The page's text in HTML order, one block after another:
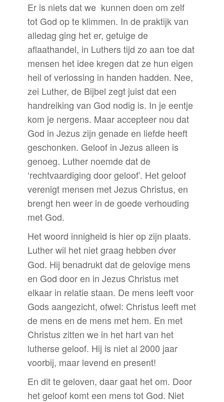
Er is niets dat we kunnen doen om zelf
tot God op te klimmen. In de praktijk van
alledag ging het er, getuige de
aflaathandel, in Luthers tijd zo aan toe dat
mensen het idee kregen dat ze hun eigen
heil of verlossing in handen hadden. Nee,
zei Luther, de Bijbel zegt juist dat een
handreiking van God nodig is. In je eentje
kom je nergens. Maar accepteer nou dat
God in Jezus zijn genade en liefde heeft
geschonken. Geloof in Jezus alleen is
genoeg. Luther noemde dat de
‘rechtvaardiging door geloof’. Het geloof
verenigt mensen met Jezus Christus, en
brengt hen weer in de goede verhouding
met God.
Het woord innigheid is hier op zijn plaats.
Luther wil het niet graag hebben óver
God. Hij benadrukt dat de gelovige mens
en God door en in Jezus Christus met
elkaar in relatie staan. De mens leeft voor
Gods aangezicht, ofwel: Christus leeft met
de mens en de mens met hem. En met
Christus zitten we in het hart van het
lutherse geloof. Hij is niet al 2000 jaar
voorbij, maar levend en present!
En dit te geloven, daar gaat het om. Door
het geloof komt een mens tot God. Niet